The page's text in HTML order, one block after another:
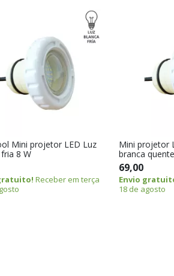
Mini projetor LED Luz
8 W
Receber em terça
Mini projetor
branca
69,00
Envio
18 de agosto